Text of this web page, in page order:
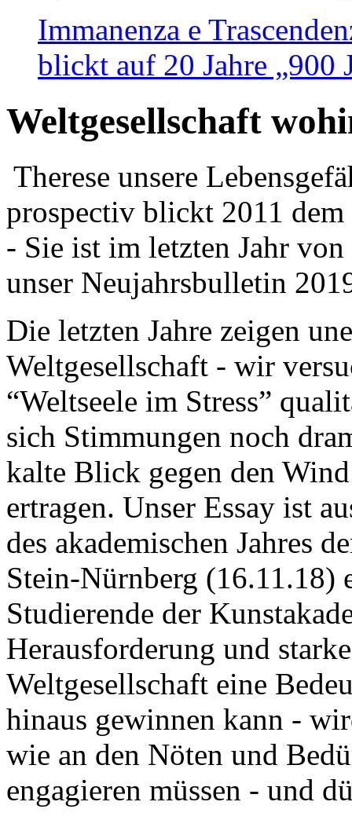
Immanenza e
blickt auf 20 Jahre „900
Weltgesellschaft
Therese unsere
prospectiv blickt 2011
- Sie ist im letzten Jahr
unser Neujahrsbulletin
Die letzten Jahre zeigen
Weltgesellschaft - wir
“Weltseele im Stress”
sich Stimmungen noch
kalte Blick gegen den
ertragen. Unser Essay ist
des akademischen Jahres
Stein-Nürnberg (16.11.18)
Studierende der
Herausforderung und
Weltgesellschaft eine
hinaus gewinnen kann -
wie an den Nöten und
engagieren müssen - und